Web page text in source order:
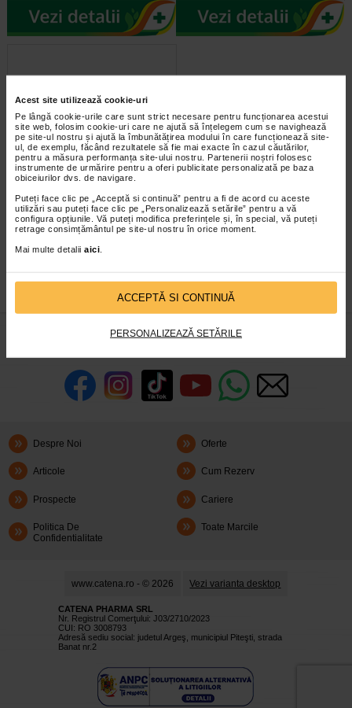
Acest site utilizează cookie-uri
Pe lângă cookie-urile care sunt strict necesare pentru funcționarea acestui
site web, folosim cookie-uri care ne ajută să înțelegem cum se navighează
pe site-ul nostru și ajută la îmbunătățirea modului în care funcționează site-
ul, de exemplu, făcând rezultatele să fie mai exacte în cazul căutărilor,
pentru a măsura performanța site-ului nostru. Partenerii noștri folosesc
instrumente de urmărire pentru a oferi publicitate personalizată pe baza
obiceiurilor dvs. de navigare.
Puteți face clic pe „Acceptă si continuă” pentru a fi de acord cu aceste
utilizări sau puteți face clic pe „Personalizează setările” pentru a vă
configura opțiunile. Vă puteți modifica preferințele și, în special, vă puteți
retrage consimțământul pe site-ul nostru în orice moment.
Mai multe detalii aici
ACCEPTĂ SI CONTINUĂ
PERSONALIZEAZĂ SETĂRILE
Apidermin, Crema de fata cu
Crema de fata Apidermin contine
din abundenta laptisor de matca,
infoline@catena.ro CallCenter
Despre Noi Oferte
Articole Cum Rezerv
Prospecte Cariere
Politica De
Confidentialitate
Toate Marcile
www.catena.ro - © 2026 Vezi varianta desktop
CATENA PHARMA SRL
Nr. Registrul Comerţului: J03/2710/2023
CUI: RO 3008793
Adresă sediu social: judetul Argeş, municipiul Piteşti, strada
Banat nr.2